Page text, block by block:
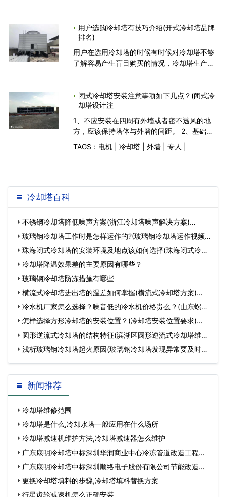
题，正规的闭式冷却塔制造厂家，根据多年的
实践，得出了许多重要因素
用户选购冷却塔有技巧介绍(开式冷却塔品牌
排名)
用户在选用冷却塔的时候有时候对冷却塔不够
了解容易产生盲目购买的情况，冷却塔生产厂
清楚的了解，并了解一些购买技巧，有利于选
购到适合自己需要
闭式冷却塔安装注意事项如下几点？(闭式冷
却塔设计注
1、不应安装在四周有外墙或者密不透风的地
方，应该保持塔体与外墙的间距。 2、基础应
水平不能倾斜，冷却塔中心垂直于地面，否则
影响布水器及电机的工作。 3、应避免安装在
TAGS： 电机| 冷却塔| 外墙| 专人
冷却塔百科
不锈钢冷却塔降低噪声方案(浙江冷却塔噪声解决方案)…
玻璃钢冷却塔工作时是怎样运作的?(玻璃钢冷却塔运作视频)
… 珠海闭式冷却塔的安装环境及地点该如何选择(珠海闭式冷却
塔供应)…
冷却塔降温效果差的主要原因有哪些？
玻璃钢冷却塔防冻措施有哪些
横流式冷却塔进出塔的温差如何掌握(横流式冷却塔方案)…
冷水机厂家怎么选择？噪音低的冷水机价格贵么？(山东螺杆
冷水机厂家)…
怎样选择方形冷却塔的安装位置？(冷却塔安装位置要求)…
圆形逆流式冷却塔的结构特征(滨湖区圆形逆流式冷却塔维修)
… 浅析玻璃钢冷却塔起火原因(玻璃钢冷却塔发现异常要及时解
决)…
新闻推荐
冷却塔维修范围
冷却塔是什么,冷却水塔一般应用在什么场所
冷却塔减速机维护方法,冷却塔减速器怎么维护
广东康明冷却塔中标深圳华润商业中心冷冻管道改造工程…
广东康明冷却塔中标深圳顺络电子股份有限公司节能改造工
程…更换冷却塔填料的步骤,冷却塔填料替换方案
行星齿轮减速机怎么正确安装